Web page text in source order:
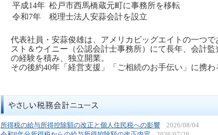
平成14年 松戸市西馬橋蔵元町に事務所を移転
令和7年
税理士法人安蒜会計を設立
代表社員・安蒜俊雄は、アメリカビッグエイトの一つで
スト＆ウイニー（公認会計士事務所）にて長年、会計
の経験を積み、独立開業。
その後約40年「経営支援」「ご相続のお手伝い」に携わ
所得税の給与所得控除額の改正と個人住民税への影響
2026/08/04